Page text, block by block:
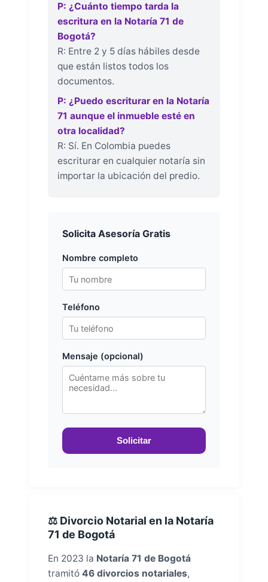
P: ¿Cuánto tiempo tarda la
escritura en la Notaría 71 de
Bogotá?
R: Entre 2 y 5 días hábiles desde
que están listos todos los
documentos.
P: ¿Puedo escriturar en la Notaría
71 aunque el inmueble esté en
otra localidad?
R: Sí. En Colombia puedes
escriturar en cualquier notaría sin
importar la ubicación del predio.
Solicita Asesoría Gratis
Nombre completo
Teléfono
Mensaje (opcional)
Solicitar
⚖️ Divorcio Notarial en la Notaría
71 de Bogotá
En 2023 la Notaría 71 de Bogotá
tramitó 46 divorcios notariales,